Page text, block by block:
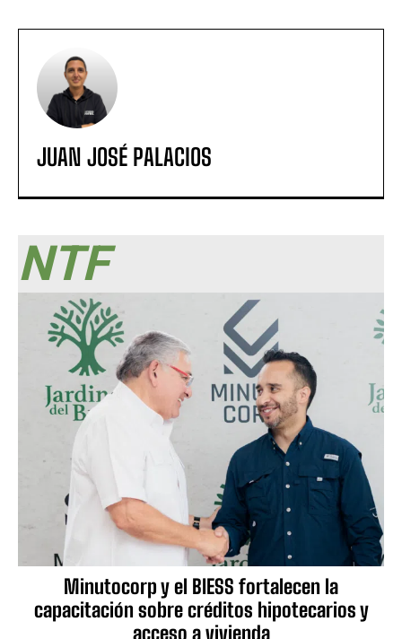
JUAN JOSÉ PALACIOS
NTF
Minutocorp y el BIESS fortalecen la
capacitación sobre créditos hipotecarios y
acceso a vivienda